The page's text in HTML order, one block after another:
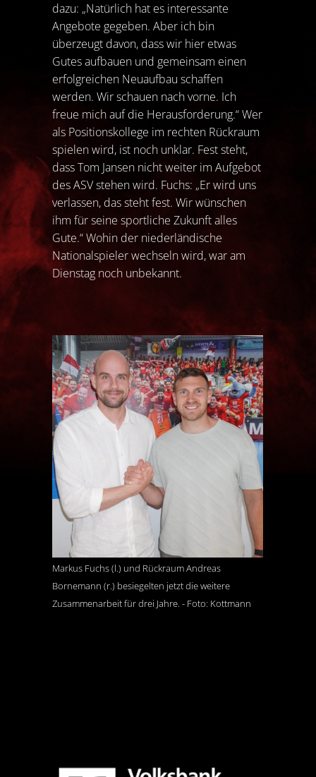
dazu: „Natürlich hat es interessante
Angebote gegeben. Aber ich bin
überzeugt davon, dass wir hier etwas
Gutes aufbauen und gemeinsam einen
erfolgreichen Neuaufbau schaffen
werden. Wir schauen nach vorne. Ich
freue mich auf die Herausforderung.“ Wer
als Positionskollege im rechten Rückraum
spielen wird, ist noch unklar. Fest steht,
dass Tom Jansen nicht weiter im Aufgebot
des ASV stehen wird. Fuchs: „Er wird uns
verlassen, das steht fest. Wir wünschen
ihm für seine sportliche Zukunft alles
Gute.“ Wohin der niederländische
Nationalspieler wechseln wird, war am
Dienstag noch unbekannt.
Markus Fuchs (l.) und Rückraum Andreas
Bornemann (r.) besiegelten jetzt die weitere
Zusammenarbeit für drei Jahre. - Foto: Kottmann